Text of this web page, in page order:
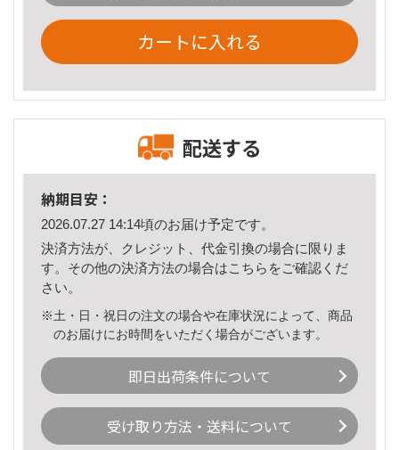
カートに入れる
配送する
納期目安：
2026.07.27 14:14頃のお届け予定です。
決済方法が、クレジット、代金引換の場合に限りま
す。その他の決済方法の場合はこちら をご確認くだ
さい。
※土・日・祝日の注文の場合や在庫状況によって、商品
のお届けにお時間をいただく場合がございます。
即日出荷条件について
受け取り方法・送料について